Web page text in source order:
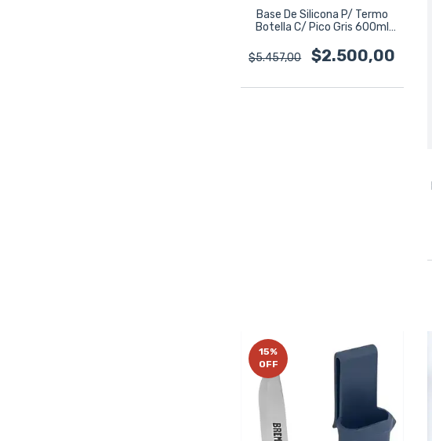
Base De Silicona P/ Termo
Botella C/ Pico Gris 600ml
$5.457,00
$2.500,00
15%
OFF